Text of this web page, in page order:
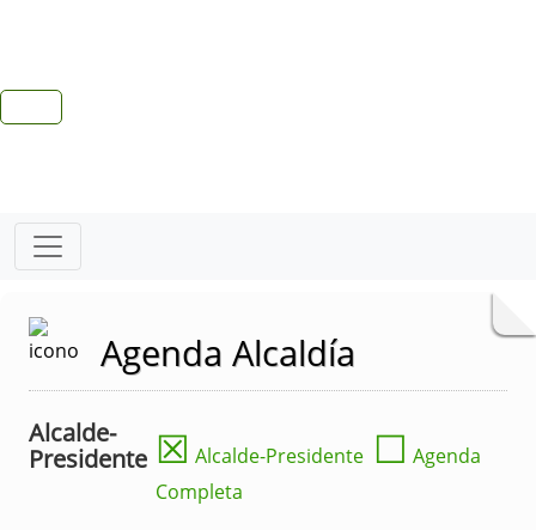
Agenda Alcaldía
Alcalde-
Presidente ☒ Alcalde-Presidente ☐ Agenda
Completa